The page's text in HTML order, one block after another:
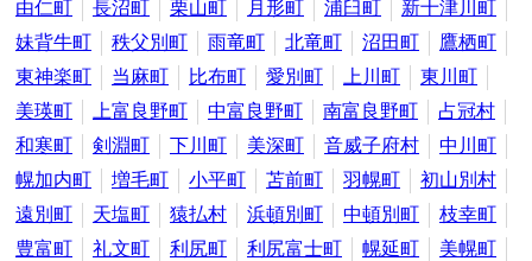
由仁町
長沼町 栗山町 月形町 浦臼町
新十津川町
妹背牛町
秩父別町 雨竜町 北竜町 沼田町
鷹栖町
東神楽町
当麻町 比布町 愛別町 上川町
東川町
美瑛町
上富良野町 中富良野町 南富良野町
占冠村
和寒町
剣淵町 下川町 美深町 音威子府村
中川町
幌加内町
増毛町 小平町 苫前町 羽幌町
初山別村
遠別町
天塩町 猿払村 浜頓別町 中頓別町
枝幸町
豊富町
礼文町 利尻町 利尻富士町 幌延町
美幌町